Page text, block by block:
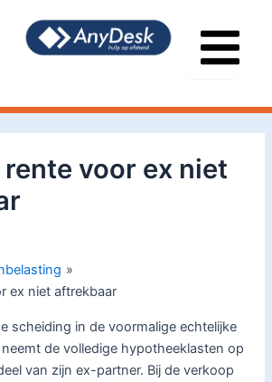
voor ex niet
ex niet aftrekbaar
scheiding in de voormalige echtelijke
de volledige hypotheeklasten op
van zijn ex-partner. Bij de verkoop